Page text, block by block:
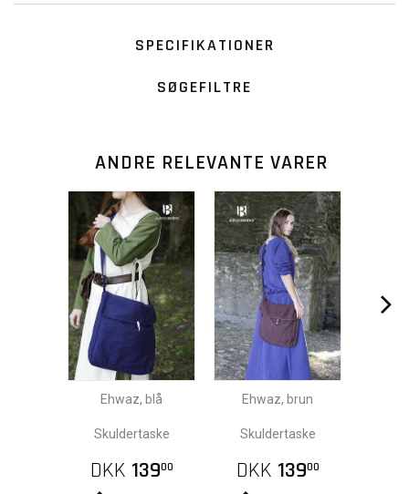
SPECIFIKATIONER
SØGEFILTRE
ANDRE RELEVANTE VARER
Ehwaz, blå
Skuldertaske
DKK 13900
Ehwaz, brun
Skuldertaske
DKK 13900